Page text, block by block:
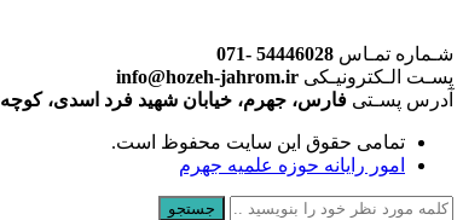
شـماره تمـاس 54446028 -071
پسـت الـکترونیـکی info@hozeh-jahrom.ir
آدرس پسـتی فارس، جهرم، خیابان شهید فرد اسدی، کوچه8 ،مدرسه علمیه امام رضا علیه السلام (حوزه علمیه جهرم)
تمامی حقوق این سایت محفوظ است.
امور رایانه حوزه علمیه جهرم
جستجو